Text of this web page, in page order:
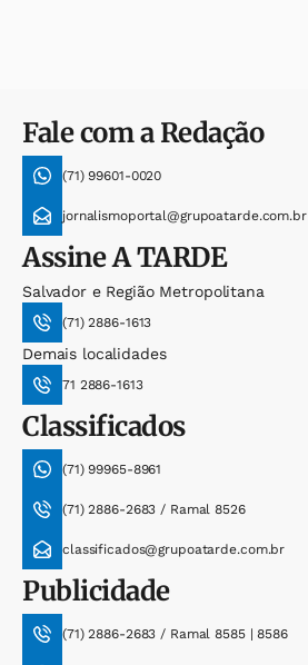
Fale com a Redação
(71) 99601-0020
jornalismoportal@grupoatarde.com.br
AssineA TARDE
Salvador e Região Metropolitana
(71) 2886-1613
Demais localidades
71 2886-1613
Classificados
(71) 99965-8961
(71) 2886-2683 / Ramal 8526
classificados@grupoatarde.com.br
Publicidade
(71) 2886-2683 / Ramal 8585 | 8586